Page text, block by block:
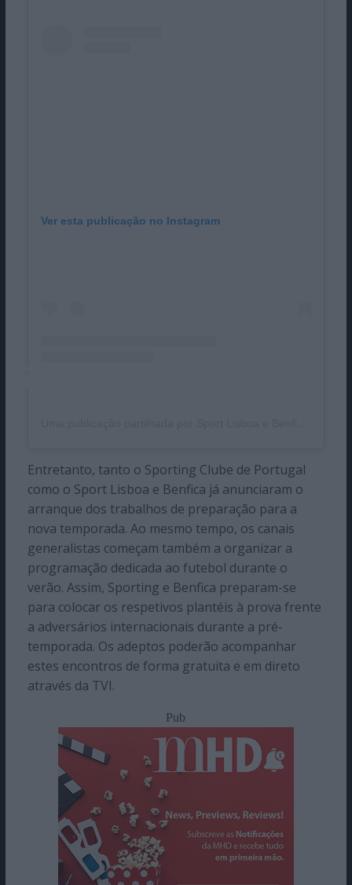
Ver esta publicação no Instagram
Entretanto, tanto o Sporting Clube de Portugal
como o Sport Lisboa e Benfica já anunciaram o
arranque dos trabalhos de preparação para a
nova temporada. Ao mesmo tempo, os canais
generalistas começam também a organizar a
programação dedicada ao futebol durante o
verão. Assim, Sporting e Benfica preparam-se
para colocar os respetivos plantéis à prova frente
a adversários internacionais durante a pré-
temporada. Os adeptos poderão acompanhar
estes encontros de forma gratuita e em direto
através da TVI.
Pub